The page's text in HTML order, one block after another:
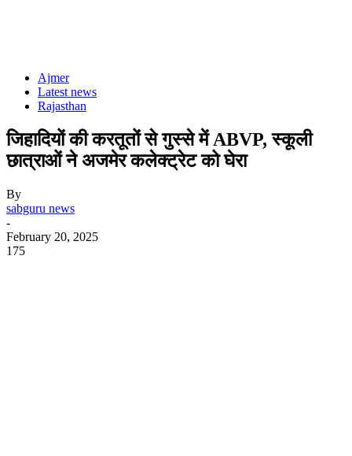
Ajmer
Latest news
Rajasthan
जिहादियों की करतूतों से गुस्से में ABVP, स्कूली
छात्राओं ने अजमेर कलेक्ट्रेट को घेरा
By
sabguru news
-
February 20, 2025
175